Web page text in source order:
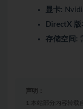
显卡:
DirectX 版
存储空间:
声明：
1.本站部分内容转载